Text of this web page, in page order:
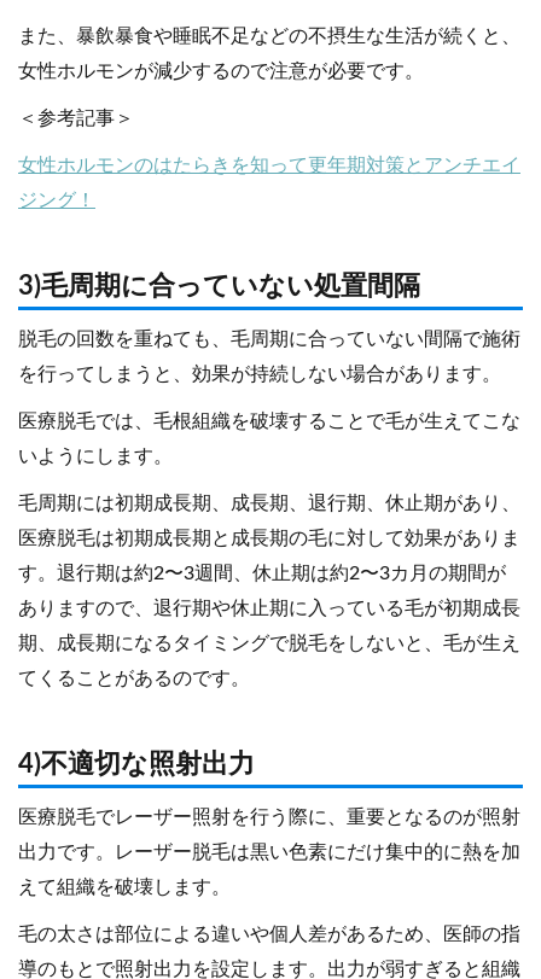
また、暴飲暴食や睡眠不足などの不摂生な生活が続くと、
女性ホルモンが減少するので注意が必要です。
＜参考記事＞
女性ホルモンのはたらきを知って更年期対策とアンチエイ
ジング！
3)毛周期に合っていない処置間隔
脱毛の回数を重ねても、毛周期に合っていない間隔で施術
を行ってしまうと、効果が持続しない場合があります。
医療脱毛では、毛根組織を破壊することで毛が生えてこな
いようにします。
毛周期には初期成長期、成長期、退行期、休止期があり、
医療脱毛は初期成長期と成長期の毛に対して効果がありま
す。退行期は約2〜3週間、休止期は約2〜3カ月の期間が
ありますので、退行期や休止期に入っている毛が初期成長
期、成長期になるタイミングで脱毛をしないと、毛が生え
てくることがあるのです。
4)不適切な照射出力
医療脱毛でレーザー照射を行う際に、重要となるのが照射
出力です。レーザー脱毛は黒い色素にだけ集中的に熱を加
えて組織を破壊します。
毛の太さは部位による違いや個人差があるため、医師の指
導のもとで照射出力を設定します。出力が弱すぎると組織